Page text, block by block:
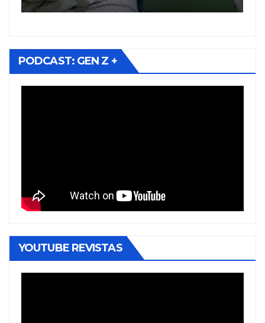
PODCAST: GEN Z +
YOUTUBE REVISTAS